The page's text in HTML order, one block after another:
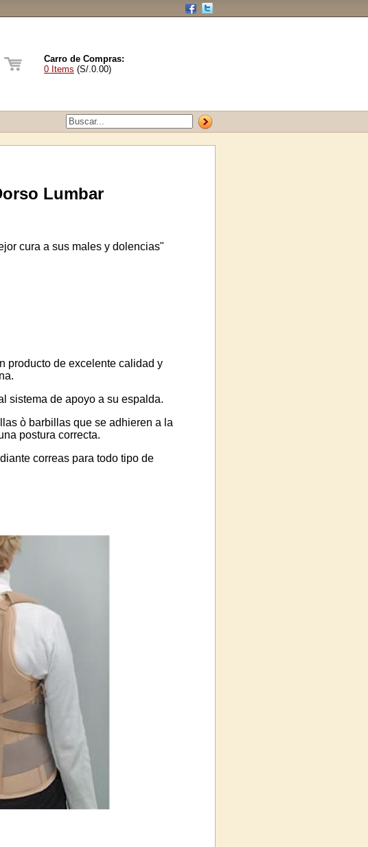
Carro de Compras:
0 Items (S/.0.00)
Lumbar
cura a sus males y dolencias"
producto de excelente calidad y
sistema de apoyo a su espalda.
ò barbillas que se adhieren a la
postura correcta.
correas para todo tipo de